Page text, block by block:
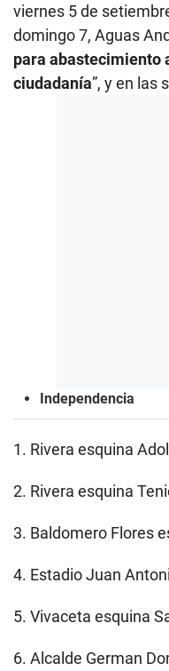
viernes 5 de
domingo 7, Aguas
para abastecimiento
ciudadanía”, y en las
Independencia
1. Rivera esquina
2. Rivera esquina
3. Baldomero Flores
4. Estadio Juan
5. Vivaceta esquina
6. Alcalde German